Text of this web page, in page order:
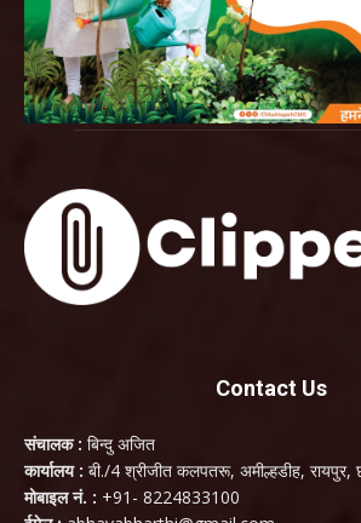
Contact Us
संचालक : बिन्दु अजित
कार्यालय : बी./4 श्रीजीत कलपतरू, अमील्हडीह, रायपुर,
मोबाइल नं. : +91- 8224833100